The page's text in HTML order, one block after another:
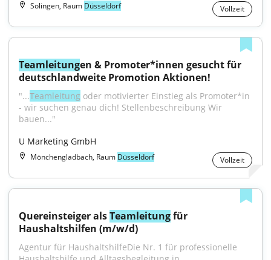
Solingen, Raum Düsseldorf Vollzeit
Teamleitungen & Promoter*innen gesucht für
deutschlandweite Promotion Aktionen!
"...Teamleitung oder motivierter Einstieg als Promoter*in
- wir suchen genau dich! Stellenbeschreibung Wir
bauen..."
U Marketing GmbH
Mönchengladbach, Raum Düsseldorf Vollzeit
Quereinsteiger als Teamleitung für
Haushaltshilfen (m/w/d)
Agentur für HaushaltshilfeDie Nr. 1 für professionelle